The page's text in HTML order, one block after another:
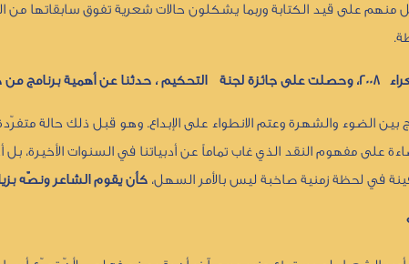
على قيد الكتابة وربما يشكلون حالات شعرية تفوق سابقاتها من
2008، وحصلت على جائزة لجنة التحكيم ، حدثنا عن أهمية برنامج من
بين الضوء والشهرة وعتم الانطواء على الإبداع. وهو قبل ذلك حالة
على مفهوم النقد الذي غاب تماماً عن أدبياتنا في السنوات الأخيرة،
في لحظة زمنية صاخبة ليس بالأمر السهل، كأن يقوم الشاعر ونصّه